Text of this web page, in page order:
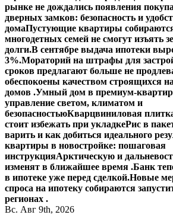
рынке не дождались появления
дверных замков: безопасность и
домаПустующие квартиры
многодетных семей не смогут изъять
долги.В сентябре выдача ипотеки
3%.Мораторий на штрафы для
сроков предлагают больше не
обеспокоены качеством строящихся
домов .Умный дом в премиум-
управление светом, климатом и
безопасностьюКварцвиниловая
стоит избежать при укладкеРис в
варить и как добиться идеального
квартиры в новостройке: пошаговая
инструкцияАрктическую и
изменят в ближайшее время .Банк
в ипотеке уже перед сделкой.Новые
спроса на ипотеку собираются
регионах .
Вс. Авг 9th, 2026